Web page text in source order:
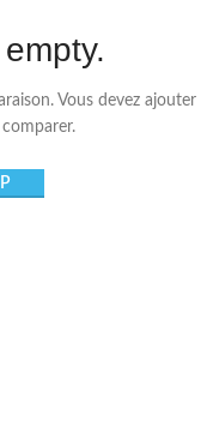
Vous devez ajouter